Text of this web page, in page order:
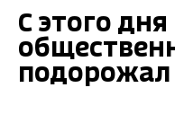
С этого
подорожал